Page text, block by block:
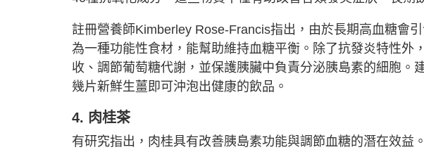
註冊營養師Kimberley Rose-Francis指出，由於長期高血糖會
為一種功能性食材，能幫助維持血糖平衡。除了抗發炎特性外
收、調節葡萄糖代謝，並保護胰臟中負責分泌胰島素的細胞。
幾片新鮮生薑即可沖泡出健康的飲品。
4. 肉桂茶
有研究指出，肉桂具有改善胰島素功能與調節血糖的潛在效益